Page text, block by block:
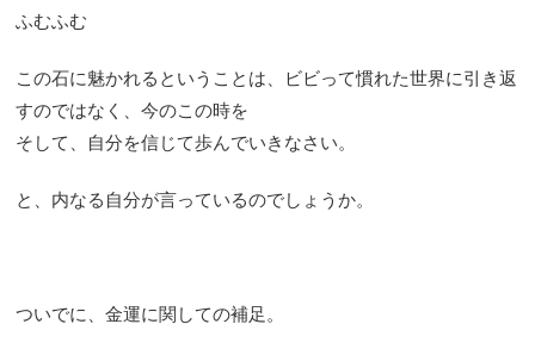
ふむふむ
この石に魅かれるということは、ビビって慣れた世界に引き返
すのではなく、今のこの時を
そして、自分を信じて歩んでいきなさい。
と、内なる自分が言っているのでしょうか。
ついでに、金運に関しての補足。